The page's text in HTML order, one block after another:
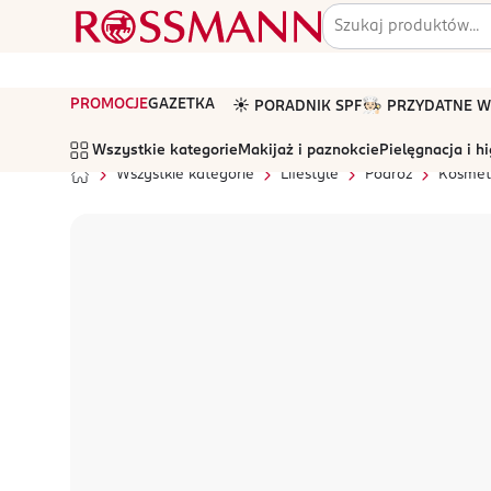
PROMOCJEGAZETKA ☀️ PORADNIK SPF🧑🏻‍🍳 PRZYDATNE
Wszystkie kategorie Makijaż i paznokcie Pielęgnacja i
Wszystkie kategorie
Lifestyle Podróż